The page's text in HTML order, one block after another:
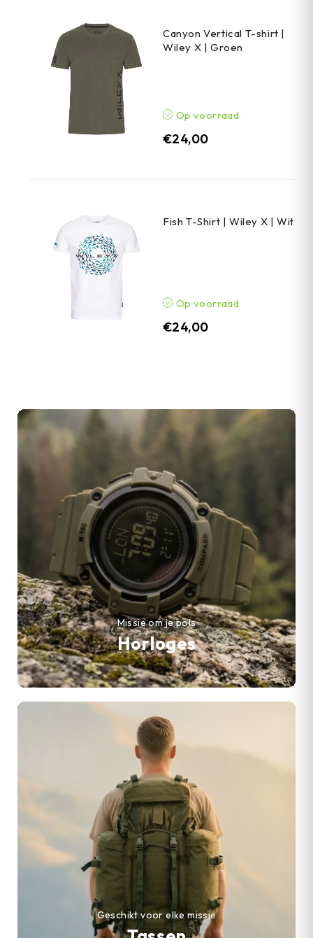
Canyon Vertical T-shirt |
Wiley X | Groen
Op voorraad
€24,00
Fish T-Shirt | Wiley X | Wit
Op voorraad
€24,00
Horloges
Missie om je pols
Geschikt voor elke missie